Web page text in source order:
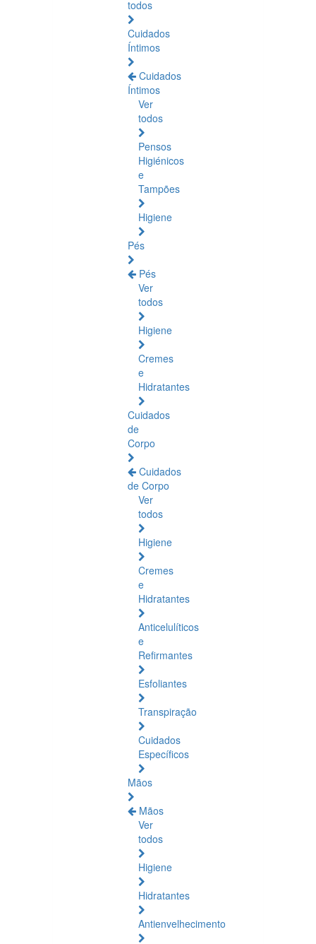
todos
Cuidados
Íntimos
Cuidados
Íntimos
Ver
todos
Pensos
Higiénicos
e
Tampões
Higiene
Pés
Pés
Ver
todos
Higiene
Cremes
e
Hidratantes
Cuidados
de
Corpo
Cuidados
de Corpo
Ver
todos
Higiene
Cremes
e
Hidratantes
Anticelulíticos
e
Refirmantes
Esfoliantes
Transpiração
Cuidados
Específicos
Mãos
Mãos
Ver
todos
Higiene
Hidratantes
Antienvelhecimento